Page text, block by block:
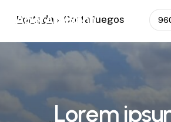
content
AperAmbient
Portada » Cortafuegos
Lorem ipsu